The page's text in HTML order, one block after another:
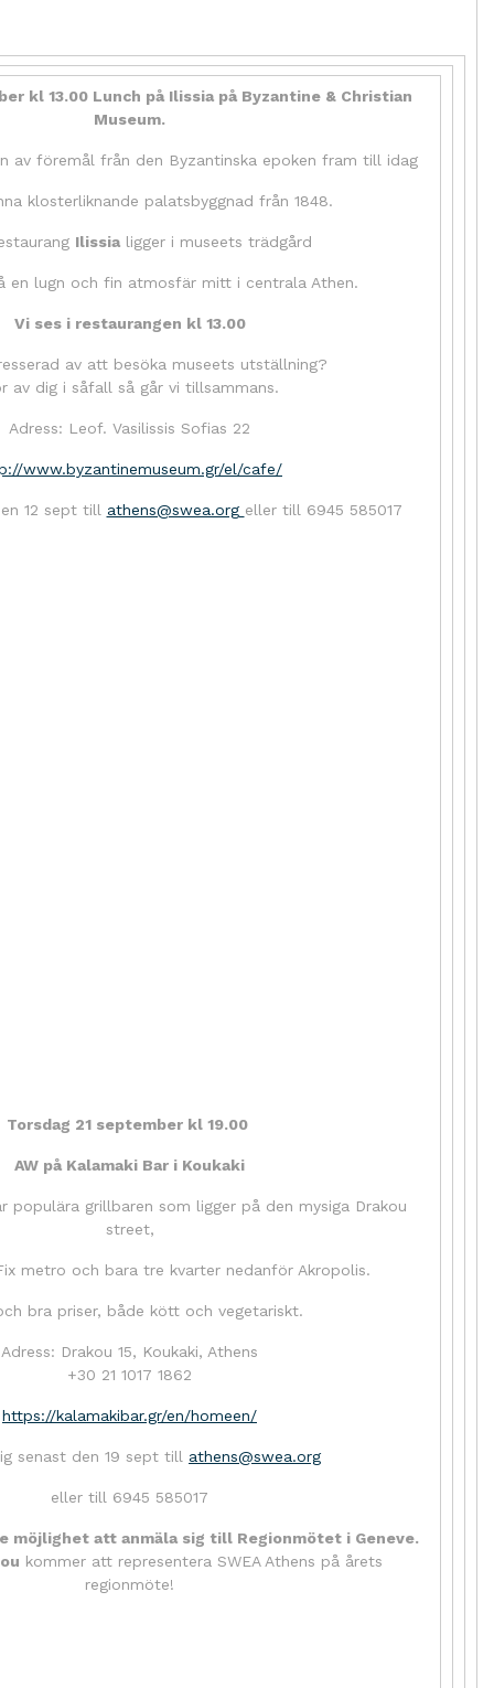
kl 13.00 Lunch på Ilissia på Byzantine & Christian
Museum.
av föremål från den Byzantinska epoken fram till idag
klosterliknande palatsbyggnad från 1848.
Ilissialigger i museets trädgård
en lugn och fin atmosfär mitt i centrala Athen.
Vi ses i restaurangen kl 13.00
av att besöka museets utställning?
av dig i såfall så går vi tillsammans.
Adress: Leof. Vasilissis Sofias 22
www.byzantinemuseum.gr/el/cafe/
12 sept till athens@swea.org eller till 6945 585017
Torsdag 21 september kl 19.00
AW på Kalamaki Bar i Koukaki
populära grillbaren som ligger på den mysiga Drakou
street,
metro och bara tre kvarter nedanför Akropolis.
bra priser, både kött och vegetariskt.
Adress: Drakou 15, Koukaki, Athens
+30 21 1017 1862
https://kalamakibar.gr/en/homeen/
senast den 19 sept till athens@swea.org
eller till 6945 585017
möjlighet att anmäla sig till Regionmötet i Geneve.
kommer att representera SWEA Athens på årets
regionmöte!